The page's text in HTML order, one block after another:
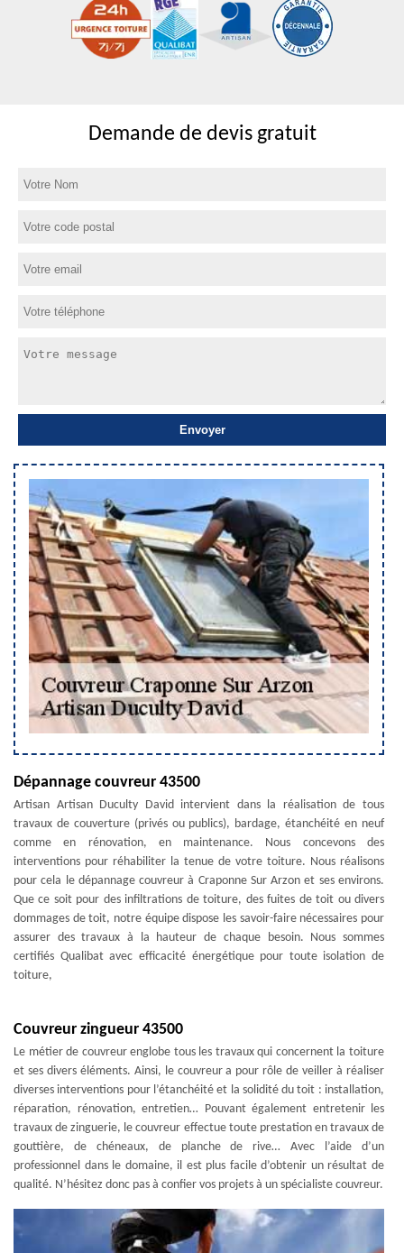
Demande de devis gratuit
Dépannage couvreur 43500
Artisan Artisan Duculty David intervient dans la réalisation de tous
travaux de couverture (privés ou publics), bardage, étanchéité en neuf
comme en rénovation, en maintenance. Nous concevons des
interventions pour réhabiliter la tenue de votre toiture. Nous réalisons
pour cela le dépannage couvreur à Craponne Sur Arzon et ses environs.
Que ce soit pour des infiltrations de toiture, des fuites de toit ou divers
dommages de toit, notre équipe dispose les savoir-faire nécessaires pour
assurer des travaux à la hauteur de chaque besoin. Nous sommes
certifiés Qualibat avec efficacité énergétique pour toute isolation de
toiture,
Couvreur zingueur 43500
Le métier de couvreur englobe tous les travaux qui concernent la toiture
et ses divers éléments. Ainsi, le couvreur a pour rôle de veiller à réaliser
diverses interventions pour l’étanchéité et la solidité du toit : installation,
réparation, rénovation, entretien… Pouvant également entretenir les
travaux de zinguerie, le couvreur effectue toute prestation en travaux de
gouttière, de chéneaux, de planche de rive… Avec l’aide d’un
professionnel dans le domaine, il est plus facile d’obtenir un résultat de
qualité. N’hésitez donc pas à confier vos projets à un spécialiste couvreur.